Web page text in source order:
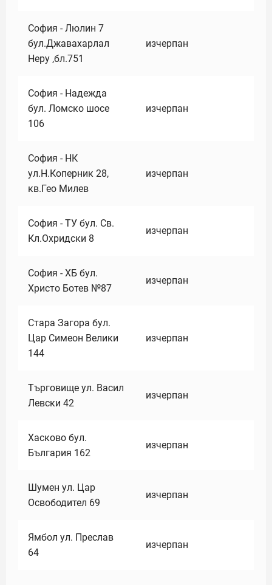
София - Люлин 7
бул.Джавахарлал
Неру ,бл.751
изчерпан
София - Надежда
бул. Ломско шосе
106
изчерпан
София - НК
ул.Н.Коперник 28,
кв.Гео Милев
изчерпан
София - ТУ бул. Св.
Кл.Охридски 8
изчерпан
София - ХБ бул.
Христо Ботев №87
изчерпан
Стара Загора бул.
Цар Симеон Велики
144
изчерпан
Търговище ул. Васил
Левски 42
изчерпан
Хасково бул.
България 162
изчерпан
Шумен ул. Цар
Освободител 69
изчерпан
Ямбол ул. Преслав
64
изчерпан